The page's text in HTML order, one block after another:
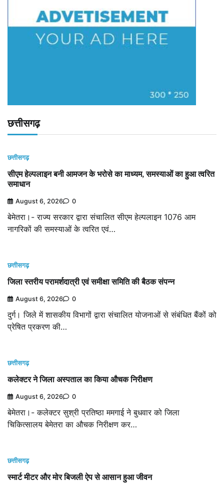
छत्तीसगढ़
छत्तीसगढ़
सीएम हेल्पलाइन बनी आमजन के भरोसे का माध्यम, समस्याओं का हुआ त्वरित
समाधान
August 6, 2026 0
बेमेतरा।- राज्य सरकार द्वारा संचालित सीएम हेल्पलाइन 1076 आम
नागरिकों की समस्याओं के त्वरित एवं…
छत्तीसगढ़
जिला स्तरीय परामर्शदात्री एवं समीक्षा समिति की बैठक संपन्न
August 6, 2026 0
दुर्ग। जिले में शासकीय विभागों द्वारा संचालित योजनाओं से संबंधित बैंकों को
प्रेषित प्रकरण की…
छत्तीसगढ़
कलेक्टर ने जिला अस्पताल का किया औचक निरीक्षण
August 6, 2026 0
बेमेतरा।- कलेक्टर सुश्री प्रतिष्ठा ममगाई ने बुधवार को जिला
चिकित्सालय बेमेतरा का औचक निरीक्षण कर…
छत्तीसगढ़
स्मार्ट मीटर और मोर बिजली ऐप से आसान हुआ जीवन